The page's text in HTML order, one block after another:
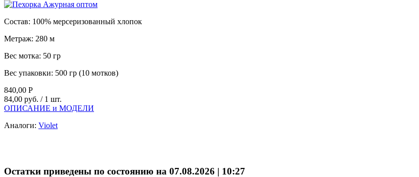
Состав: 100% мерсеризованный хлопок
Метраж: 280 м
Вес мотка: 50 гр
Вес упаковки: 500 гр (10 мотков)
840,00 Р
84,00 руб. / 1 шт.
ОПИСАНИЕ и МОДЕЛИ
Аналоги: Violet
Остатки приведены по состоянию на 07.08.2026 | 10:27